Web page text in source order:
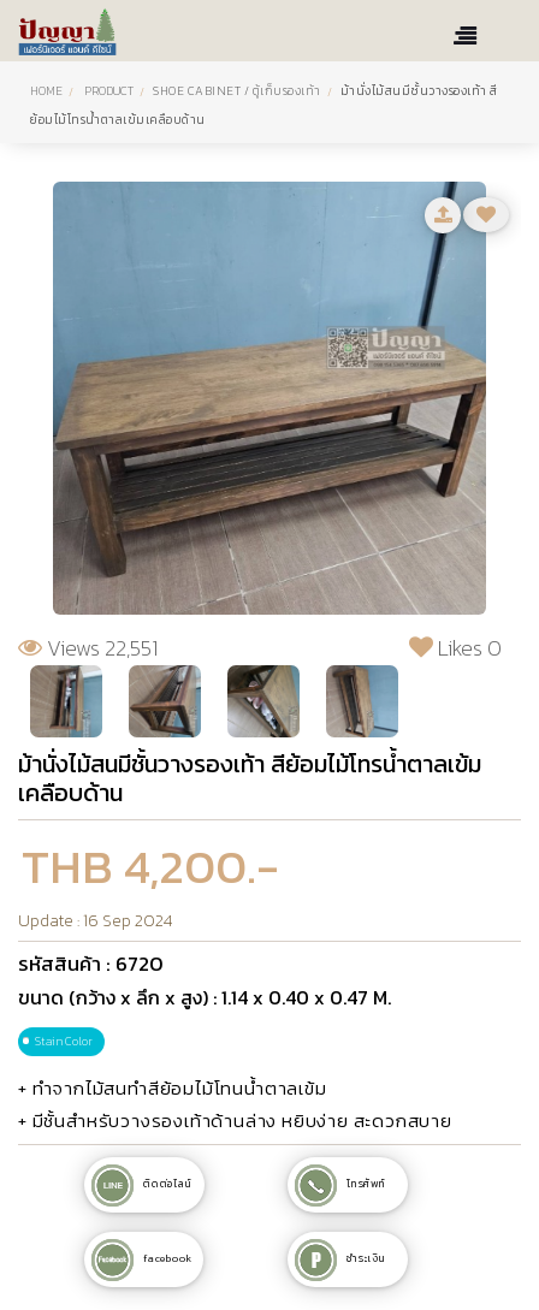
HOME PRODUCT SHOE CABINET / ตู้เก็บรองเท้า
ม้านั่งไม้สนมีชั้นวางรองเท้า สี
ย้อมไม้โทรน้ำตาลเข้มเคลือบด้าน
Views 22,551 Likes 0
ม้านั่งไม้สนมีชั้นวางรองเท้า สีย้อมไม้โทรน้ำตาลเข้ม
เคลือบด้าน
THB 4,200.-
Update : 16 Sep 2024
รหัสสินค้า : 6720
ขนาด (กว้าง x ลึก x สูง) : 1.14 x 0.40 x 0.47 M.
Stain Color
+ ทำจากไม้สนทำสีย้อมไม้โทนน้ำตาลเข้ม
+ มีชั้นสำหรับวางรองเท้าด้านล่าง หยิบง่าย สะดวกสบาย
ติดต่อไลน์ โทรศัพท์
facebook ชำระเงิน